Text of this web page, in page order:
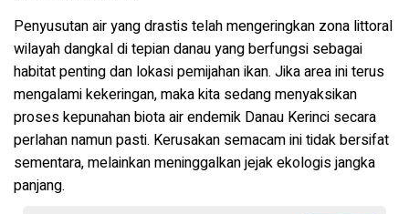
Penyusutan air yang drastis telah mengeringkan zona littoral
wilayah dangkal di tepian danau yang berfungsi sebagai
habitat penting dan lokasi pemijahan ikan. Jika area ini terus
mengalami kekeringan, maka kita sedang menyaksikan
proses kepunahan biota air endemik Danau Kerinci secara
perlahan namun pasti. Kerusakan semacam ini tidak bersifat
sementara, melainkan meninggalkan jejak ekologis jangka
panjang.